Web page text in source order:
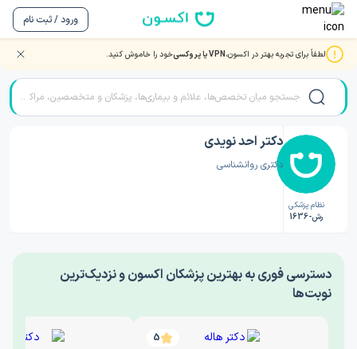
ورود / ثبت نام
لطفاً برای تجربه بهتر در اکسون،VPN یا پروکسی خود را خاموش کنید. صفحه اصلی/دکتر روانشناسی/دکتر احد نویدی
نظام پزشکی
رش-1636
دکتر احد نویدی
دکتری روانشناسی
‎دسترسی فوری به بهترین پزشکان اکسون و نزدیک‌ترین
نوبت‌ها
5